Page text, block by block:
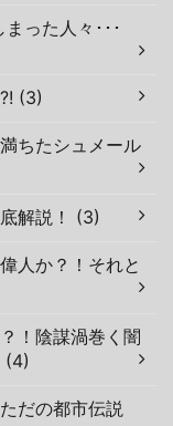
った人々･･･
(3)
ちたシュメール
解説！ (3)
人か？！それと
！陰謀渦巻く闇
(4)
だの都市伝説